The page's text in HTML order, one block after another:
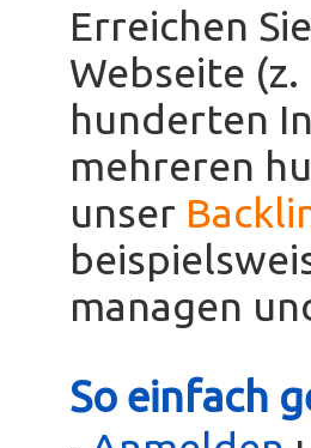
Erreichen
Webseite
hunderten
mehreren
unser
managen
So einfach